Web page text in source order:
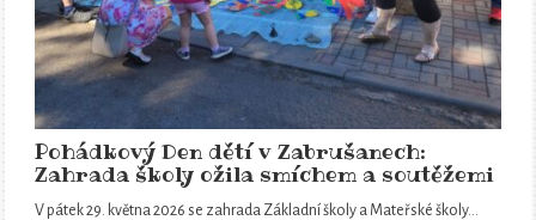
Pohádkový Den dětí v Zabrušanech:
Zahrada školy ožila smíchem a soutěžemi
V pátek 29. května 2026 se zahrada Základní školy a Mateřské školy…